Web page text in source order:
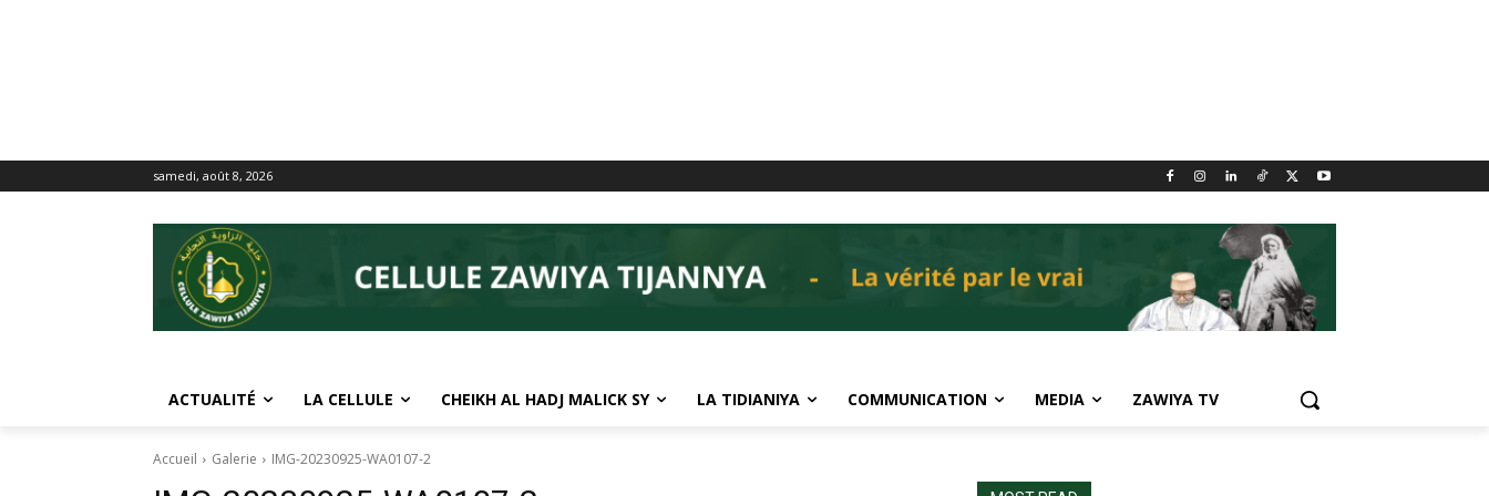
samedi, août 8, 2026
ACTUALITÉ LA CELLULE CHEIKH AL HADJ MALICK SY LA TIDIANIYA COMMUNICATION MEDIA ZAWIYA TV
Accueil Galerie IMG-20230925-WA0107-2